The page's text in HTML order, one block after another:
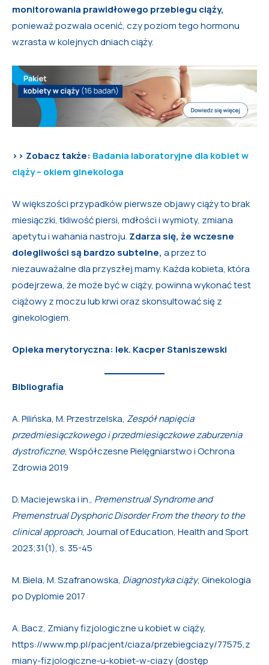
monitorowania prawidłowego przebiegu ciąży,
ponieważ pozwala ocenić, czy poziom tego hormonu
wzrasta w kolejnych dniach ciąży.
>> Zobacz także: Badania laboratoryjne dla kobiet w
ciąży – okiem ginekologa
W większości przypadków pierwsze objawy ciąży to brak
miesiączki, tkliwość piersi, mdłości i wymioty, zmiana
apetytu i wahania nastroju. Zdarza się, że wczesne
dolegliwości są bardzo subtelne, a przez to
niezauważalne dla przyszłej mamy. Każda kobieta, która
podejrzewa, że może być w ciąży, powinna wykonać test
ciążowy z moczu lub krwi oraz skonsultować się z
ginekologiem.
Opieka merytoryczna: lek. Kacper Staniszewski
Bibliografia
A. Pilińska, M. Przestrzelska, Zespół napięcia
przedmiesiączkowego i przedmiesiączkowe zaburzenia
dystroficzne, Współczesne Pielęgniarstwo i Ochrona
Zdrowia 2019
D. Maciejewska i in., Premenstrual Syndrome and
Premenstrual Dysphoric Disorder From the theory to the
clinical approach, Journal of Education, Health and Sport
2023;31(1), s. 35-45
M. Biela, M. Szafranowska, Diagnostyka ciąży, Ginekologia
po Dyplomie 2017
A. Bacz, Zmiany fizjologiczne u kobiet w ciąży,
https://www.mp.pl/pacjent/ciaza/przebiegciazy/77575,z
miany-fizjologiczne-u-kobiet-w-ciazy (dostęp